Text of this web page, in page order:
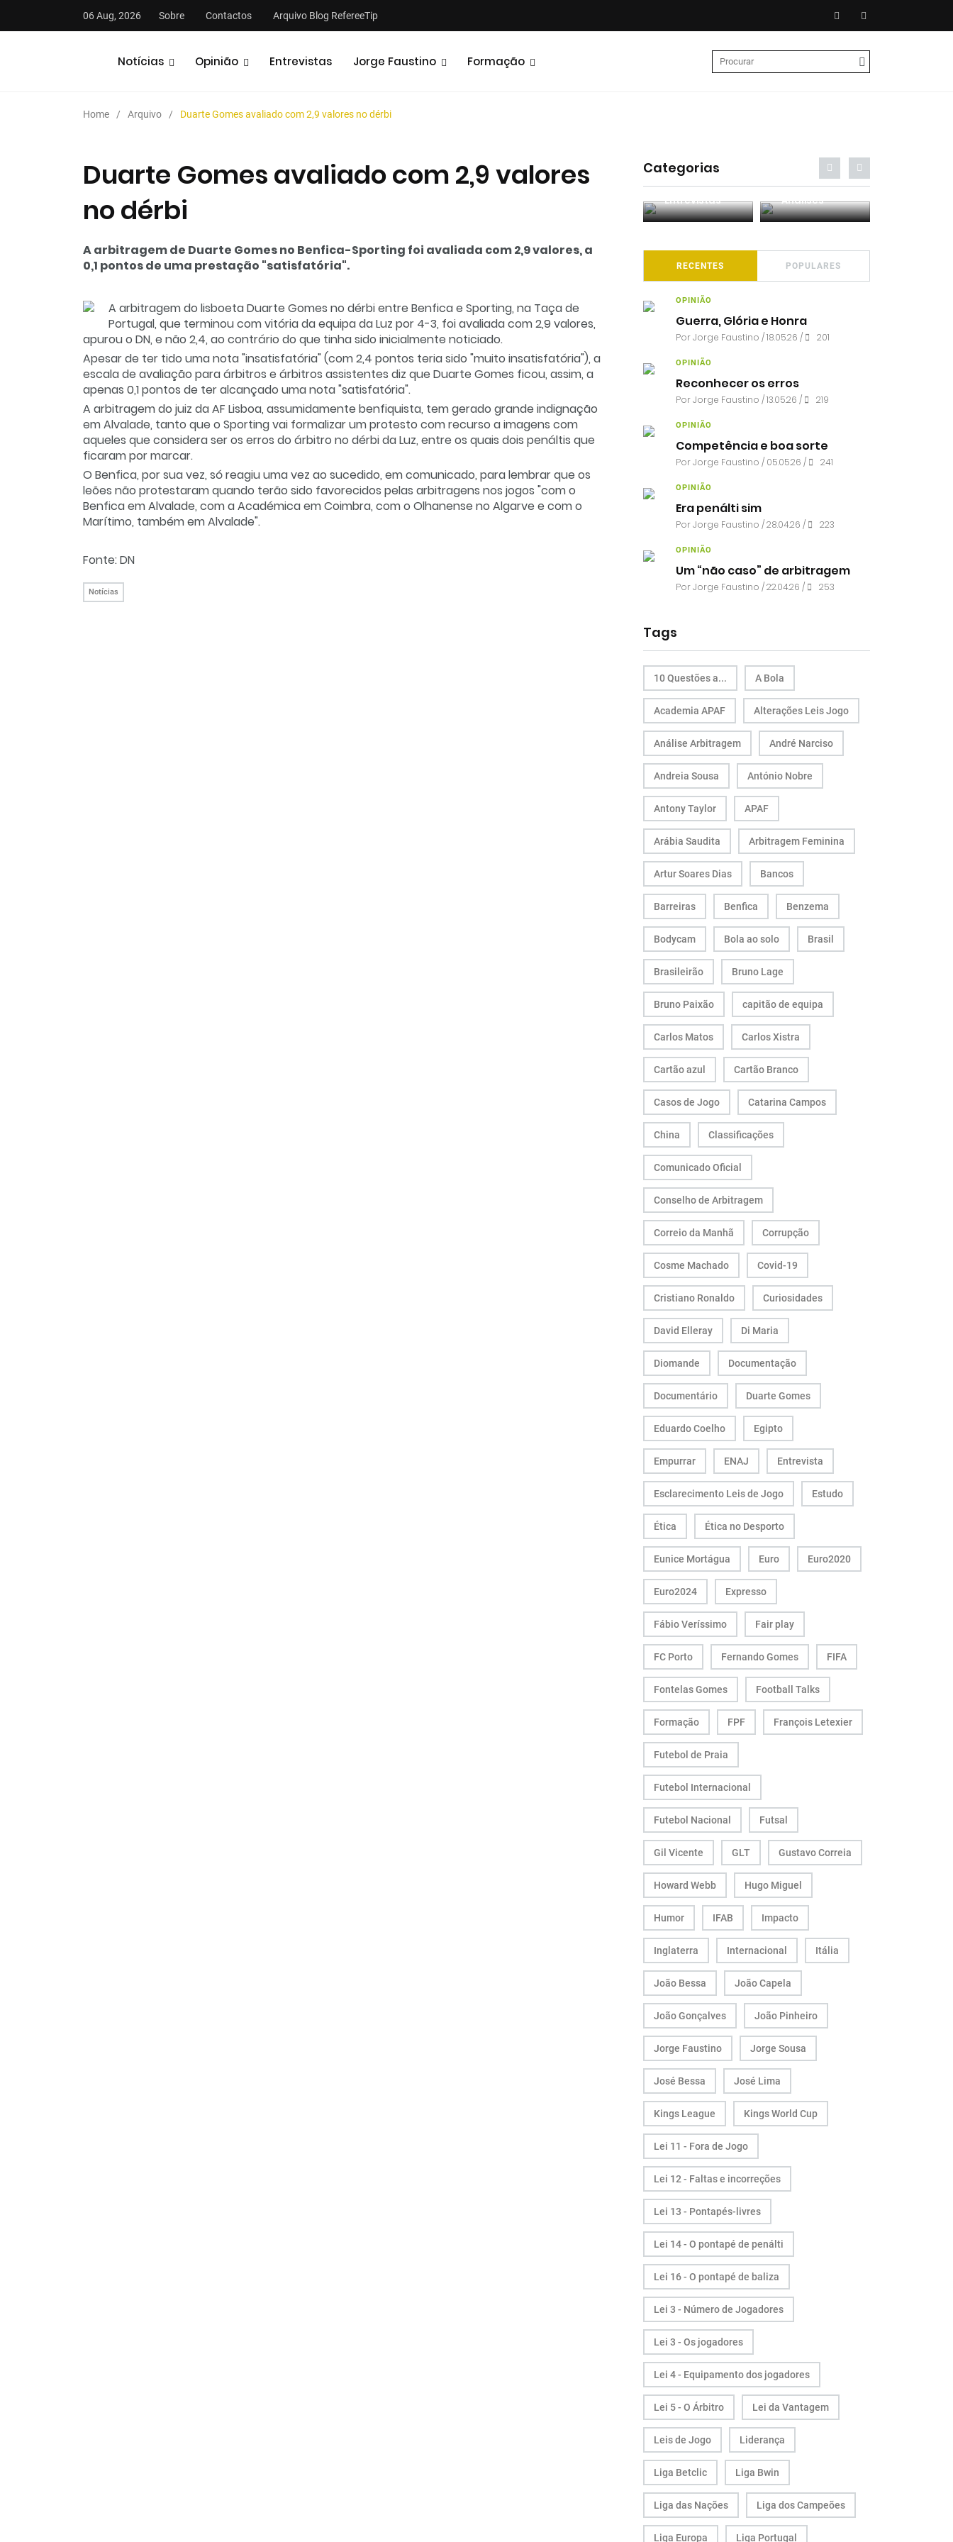
06 Aug, 2026 Sobre Contactos Arquivo Blog RefereeTip
Notícias Opinião Entrevistas Jorge Faustino Formação
Home Arquivo Duarte Gomes avaliado com 2,9 valores no dérbi
Duarte Gomes avaliado com 2,9 valores
no dérbi
A arbitragem de Duarte Gomes no Benfica-Sporting foi avaliada com 2,9 valores, a
0,1 pontos de uma prestação "satisfatória".
A arbitragem do lisboeta Duarte Gomes no dérbi entre Benfica e Sporting, na Taça de
Portugal, que terminou com vitória da equipa da Luz por 4-3, foi avaliada com 2,9 valores,
apurou o DN, e não 2,4, ao contrário do que tinha sido inicialmente noticiado.
Apesar de ter tido uma nota "insatisfatória" (com 2,4 pontos teria sido "muito insatisfatória"), a
escala de avaliação para árbitros e árbitros assistentes diz que Duarte Gomes ficou, assim, a
apenas 0,1 pontos de ter alcançado uma nota "satisfatória".
A arbitragem do juiz da AF Lisboa, assumidamente benfiquista, tem gerado grande indignação
em Alvalade, tanto que o Sporting vai formalizar um protesto com recurso a imagens com
aqueles que considera ser os erros do árbitro no dérbi da Luz, entre os quais dois penáltis que
ficaram por marcar.
O Benfica, por sua vez, só reagiu uma vez ao sucedido, em comunicado, para lembrar que os
leões não protestaram quando terão sido favorecidos pelas arbitragens nos jogos "com o
Benfica em Alvalade, com a Académica em Coimbra, com o Olhanense no Algarve e com o
Marítimo, também em Alvalade".
Fonte: DN
Notícias
Categorias
Entrevistas Análises
RECENTES POPULARES
OPINIÃO
Guerra, Glória e Honra
PorJorge Faustino / 18.05.26 / 201
OPINIÃO
Reconhecer os erros
PorJorge Faustino / 13.05.26 / 219
OPINIÃO
Competência e boa sorte
PorJorge Faustino / 05.05.26 / 241
OPINIÃO
Era penálti sim
PorJorge Faustino / 28.04.26 / 223
OPINIÃO
Um “não caso” de arbitragem
PorJorge Faustino / 22.04.26 / 253
Tags
10 Questões a... A Bola
Academia APAF Alterações Leis Jogo
Análise Arbitragem André Narciso
Andreia Sousa António Nobre
Antony Taylor APAF
Arábia Saudita Arbitragem Feminina
Artur Soares Dias Bancos
Barreiras Benfica Benzema
Bodycam Bola ao solo Brasil
Brasileirão Bruno Lage
Bruno Paixão capitão de equipa
Carlos Matos Carlos Xistra
Cartão azul Cartão Branco
Casos de Jogo Catarina Campos
China Classificações
Comunicado Oficial
Conselho de Arbitragem
Correio da Manhã Corrupção
Cosme Machado Covid-19
Cristiano Ronaldo Curiosidades
David Elleray Di Maria
Diomande Documentação
Documentário Duarte Gomes
Eduardo Coelho Egipto
Empurrar ENAJ Entrevista
Esclarecimento Leis de Jogo Estudo
Ética Ética no Desporto
Eunice Mortágua Euro Euro2020
Euro2024 Expresso
Fábio Veríssimo Fair play
FC Porto Fernando Gomes FIFA
Fontelas Gomes Football Talks
Formação FPF François Letexier
Futebol de Praia
Futebol Internacional
Futebol Nacional Futsal
Gil Vicente GLT Gustavo Correia
Howard Webb Hugo Miguel
Humor IFAB Impacto
Inglaterra Internacional Itália
João Bessa João Capela
João Gonçalves João Pinheiro
Jorge Faustino Jorge Sousa
José Bessa José Lima
Kings League Kings World Cup
Lei 11 - Fora de Jogo
Lei 12 - Faltas e incorreções
Lei 13 - Pontapés-livres
Lei 14 - O pontapé de penálti
Lei 16 - O pontapé de baliza
Lei 3 - Número de Jogadores
Lei 3 - Os jogadores
Lei 4 - Equipamento dos jogadores
Lei 5 - O Árbitro Lei da Vantagem
Leis de Jogo Liderança
Liga Betclic Liga Bwin
Liga das Nações Liga dos Campeões
Liga Europa Liga Portugal